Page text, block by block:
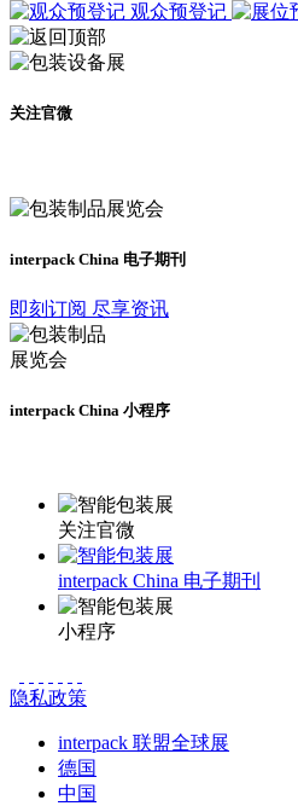
观众预登记
关注官微
interpack China 电子期刊
即刻订阅 尽享资讯
interpack China 小程序
关注官微
interpack China 电子期刊
小程序
隐私政策
interpack 联盟全球展
德国
中国